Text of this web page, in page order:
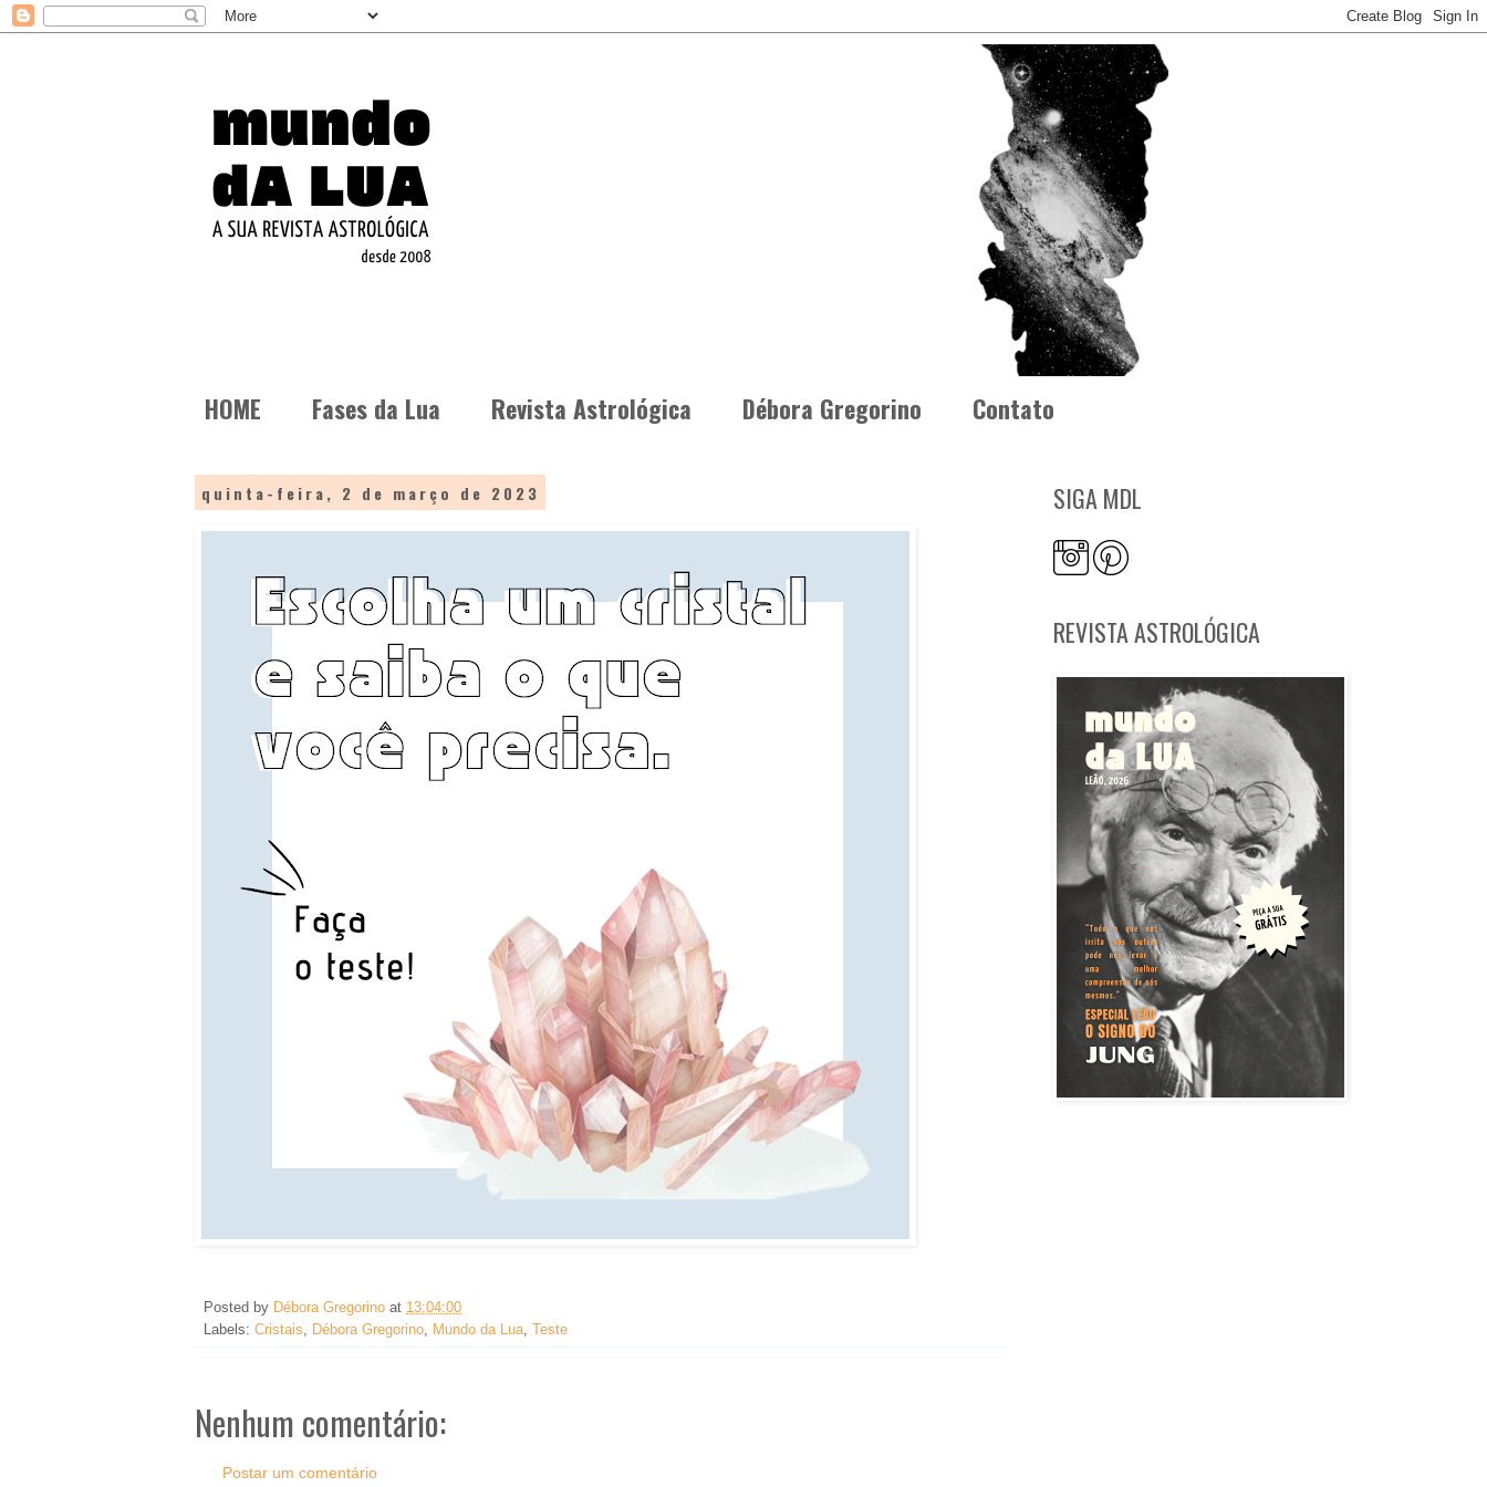
HOME Fases da Lua Revista Astrológica Débora Gregorino Contato
quinta-feira, 2 de março de 2023
Posted by Débora Gregorino at 13:04:00
Labels: Cristais Débora Gregorino Mundo da Lua Teste
Nenhum comentário:
Postar um comentário
SIGA MDL
REVISTA ASTROLÓGICA